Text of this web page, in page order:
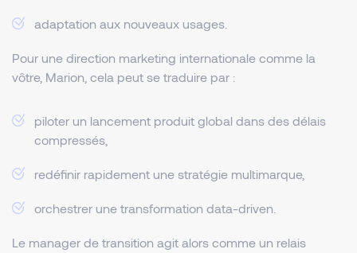
adaptation aux nouveaux usages.
Pour une direction marketing internationale comme la
vôtre, Marion, cela peut se traduire par :
piloter un lancement produit global dans des délais
compressés,
redéfinir rapidement une stratégie multimarque,
orchestrer une transformation data-driven.
Le manager de transition agit alors comme un relais